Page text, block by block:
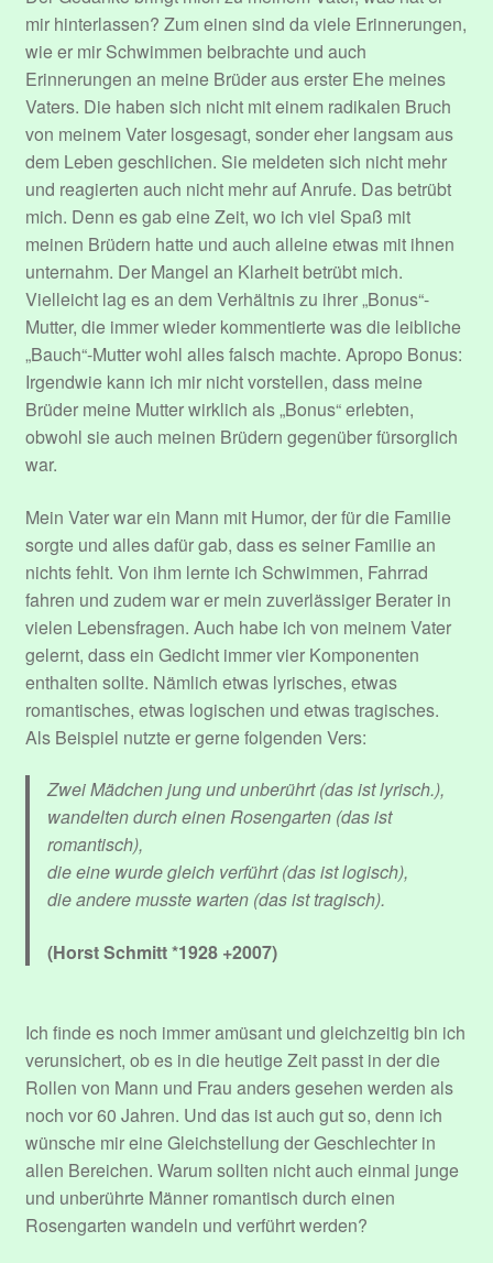
mir hinterlassen? Zum einen sind da viele Erinnerungen,
wie er mir Schwimmen beibrachte und auch
Erinnerungen an meine Brüder aus erster Ehe meines
Vaters. Die haben sich nicht mit einem radikalen Bruch
von meinem Vater losgesagt, sonder eher langsam aus
dem Leben geschlichen. Sie meldeten sich nicht mehr
und reagierten auch nicht mehr auf Anrufe. Das betrübt
mich. Denn es gab eine Zeit, wo ich viel Spaß mit
meinen Brüdern hatte und auch alleine etwas mit ihnen
unternahm. Der Mangel an Klarheit betrübt mich.
Vielleicht lag es an dem Verhältnis zu ihrer „Bonus“-
Mutter, die immer wieder kommentierte was die leibliche
„Bauch“-Mutter wohl alles falsch machte. Apropo Bonus:
Irgendwie kann ich mir nicht vorstellen, dass meine
Brüder meine Mutter wirklich als „Bonus“ erlebten,
obwohl sie auch meinen Brüdern gegenüber fürsorglich
war.
Mein Vater war ein Mann mit Humor, der für die Familie
sorgte und alles dafür gab, dass es seiner Familie an
nichts fehlt. Von ihm lernte ich Schwimmen, Fahrrad
fahren und zudem war er mein zuverlässiger Berater in
vielen Lebensfragen. Auch habe ich von meinem Vater
gelernt, dass ein Gedicht immer vier Komponenten
enthalten sollte. Nämlich etwas lyrisches, etwas
romantisches, etwas logischen und etwas tragisches.
Als Beispiel nutzte er gerne folgenden Vers:
Zwei Mädchen jung und unberührt (das ist lyrisch.),
wandelten durch einen Rosengarten (das ist
romantisch),
die eine wurde gleich verführt (das ist logisch),
die andere musste warten (das ist tragisch).
(Horst Schmitt *1928 +2007)
Ich finde es noch immer amüsant und gleichzeitig bin ich
verunsichert, ob es in die heutige Zeit passt in der die
Rollen von Mann und Frau anders gesehen werden als
noch vor 60 Jahren. Und das ist auch gut so, denn ich
wünsche mir eine Gleichstellung der Geschlechter in
allen Bereichen. Warum sollten nicht auch einmal junge
und unberührte Männer romantisch durch einen
Rosengarten wandeln und verführt werden?